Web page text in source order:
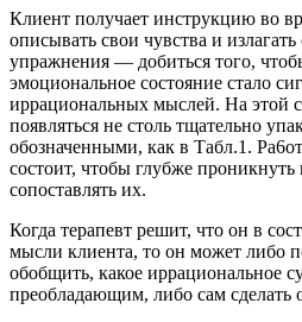
Клиент получает инструкцию во
описывать свои чувства и
упражнения — добиться того,
эмоциональное состояние стало
иррациональных мыслей. На этой
появляться не столь тщательно
обозначенными, как в Табл.1.
состоит, чтобы глубже
сопоставлять их.
Когда терапевт решит, что он в
мысли клиента, то он может либо
обобщить, какое иррациональное
преобладающим, либо сам сделать